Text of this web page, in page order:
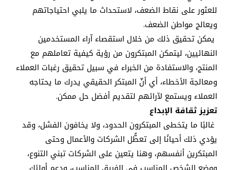
للعثور على نقاط الضعف، لاستحداث ما يلبي احتياجاتهم
ويعالج مواطن الضعف.
يمكن تحقيق ذلك من خلال استقصاء آراء المستخدمين
النهائيين، ليتمكن المبتكرون من رؤية كيفية تعاملهم مع
المنتج، والاستفادة من الخبراء في سبيل تحقيق رغبات العملاء
ومعالجة الأخطاء، أي أنّ المبتكر الحقيقي يدرك ما يحتاجه
العملاء ويستمع لآرائهم لتقديم أفضل حل ممكن.
تعزيز ثقافة الإبداع
غالبًا ما يتخطى المبتكرون الحدود، ولا يخافون الفشل، وقد
يؤدي ذلك أحيانًا إلى تعطُّل الشركات والأعمال وحتى
المبتكرين أنفسهم، وهنا يتعين على الشركات تبني التنوع،